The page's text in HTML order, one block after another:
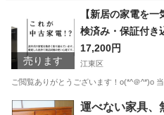
キッチン家電 神
商品
売ります
【新居の家電を
検済み・保証付き
中古家電です！
17,200円
江東区
ご閲覧ありがとうございます！o(*^＠^*)o
東京 江東区 キッチン家電 千
運べない家具、